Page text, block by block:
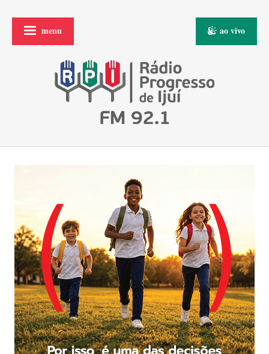
menu ao vivo